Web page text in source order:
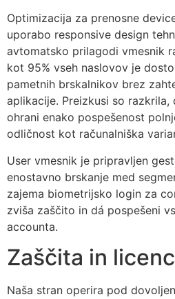
Optimizacija za prenosne
uporabo responsive design
avtomatsko prilagodi vmesnik
kot 95% vseh naslovov je
pametnih brskalnikov brez
aplikacije. Preizkusi so razkrila,
ohrani enako pospešenost
odličnost kot računalniška
User vmesnik je pripravljen
enostavno brskanje med
zajema biometrijsko login za
zviša zaščito in dá pospešeni
accounta.
Zaščita in
Naša stran operira pod